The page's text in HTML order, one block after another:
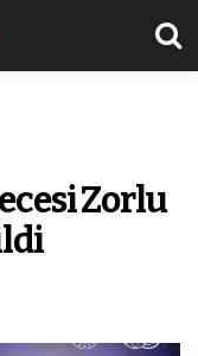
Zorlu PSM’de
Zorlu